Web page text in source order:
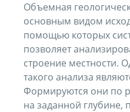
Объемная
основным видом
помощью которых
позволяет
строение местности.
такого анализа
Формируются они по
на заданной глубине,